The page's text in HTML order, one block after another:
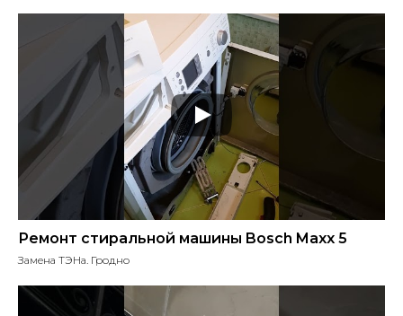
Ремонт стиральной машины Bosch Maxx 5
Замена ТЭНа. Гродно